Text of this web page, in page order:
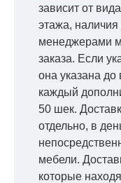
зависит от
этажа, наличия
менеджерами
заказа. Если
она указана до
каждый
50 шек.
отдельно, в
мебели.
которые